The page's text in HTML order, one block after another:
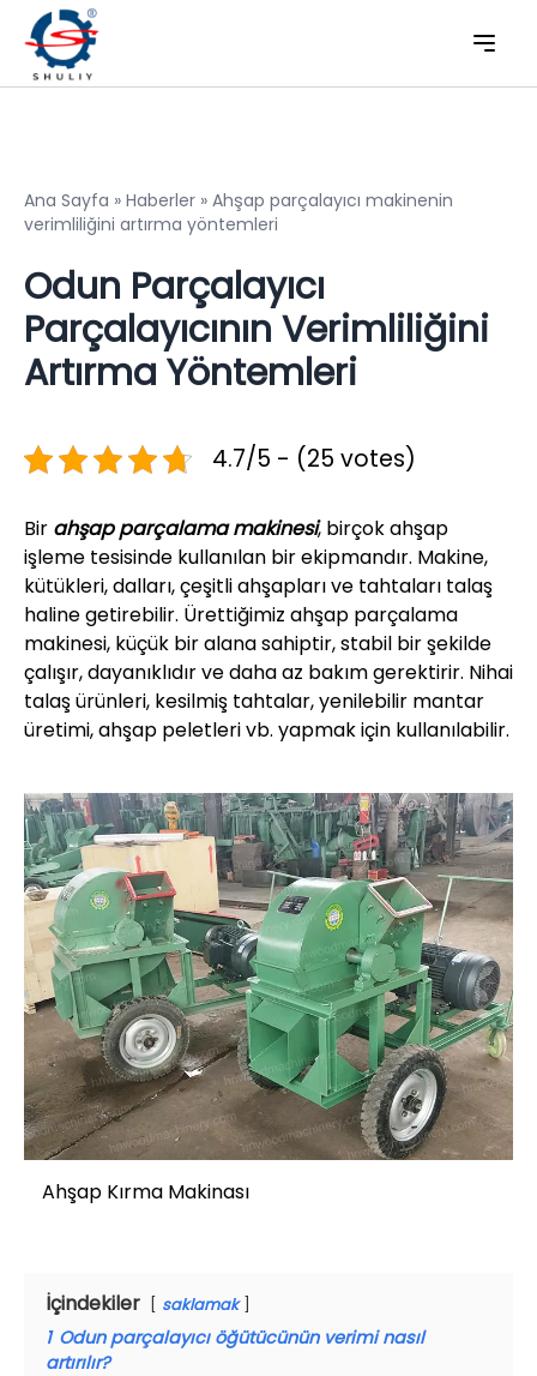
Ana Sayfa » Haberler » Ahşap parçalayıcı makinenin
verimliliğini artırma yöntemleri
Odun Parçalayıcı
Parçalayıcının Verimliliğini
Artırma Yöntemleri
4.7/5 - (25 votes)
Bir ahşap parçalama makinesi, birçok ahşap
işleme tesisinde kullanılan bir ekipmandır. Makine,
kütükleri, dalları, çeşitli ahşapları ve tahtaları talaş
haline getirebilir. Ürettiğimiz ahşap parçalama
makinesi, küçük bir alana sahiptir, stabil bir şekilde
çalışır, dayanıklıdır ve daha az bakım gerektirir. Nihai
talaş ürünleri, kesilmiş tahtalar, yenilebilir mantar
üretimi, ahşap peletleri vb. yapmak için kullanılabilir.
Ahşap Kırma Makinası
İçindekiler saklamak
1 Odun parçalayıcı öğütücünün verimi nasıl
artırılır?